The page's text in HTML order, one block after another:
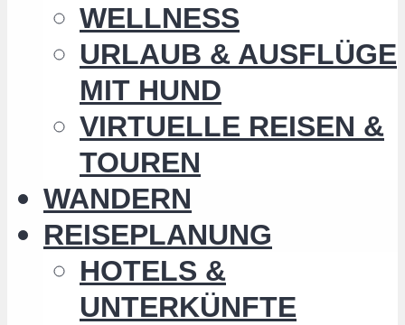
WELLNESS
URLAUB & AUSFLÜGE
MIT HUND
VIRTUELLE REISEN &
TOUREN
WANDERN
REISEPLANUNG
HOTELS &
UNTERKÜNFTE